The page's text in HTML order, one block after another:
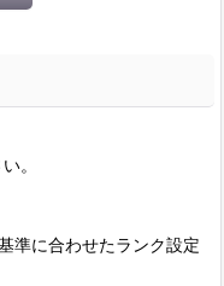
。
準に合わせたランク設定